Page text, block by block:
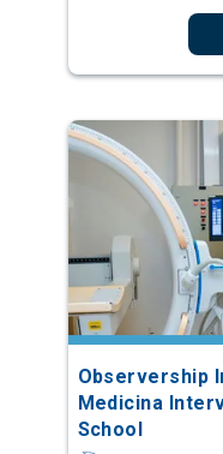
Observership
Medicina
School